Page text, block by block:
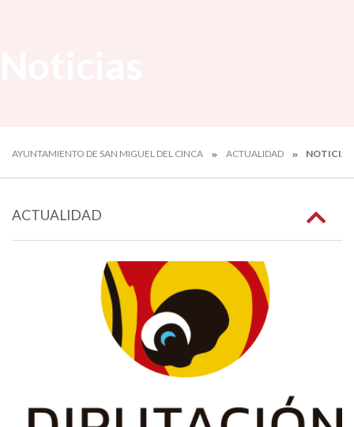
AYUNTAMIENTO DE SAN MIGUEL DEL CINCA ACTUALIDAD NOTICIAS
ACTUALIDAD